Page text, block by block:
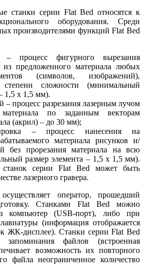
станки серии Flat Bed относятся к
оборудования. Среди
производителями функций Flat Bed
– процесс фигурного вырезания
предложенного материала любых
(символов, изображений),
сложности (минимальный
1,5 х 1,5 мм).
– процесс разрезания лазерным лучом
материала по заданным векторам
(акрил) – до 30 мм);
– процесс нанесения на
материала рисунков и/
без прорезания материала на всю
размер элемента – 1,5 х 1,5 мм).
станок серии Flat Bed может быть
лазерного гравера.
оператор, прошедший
Станками Flat Bed можно
компьютер (USB-порт), либо при
(информация отображается
ЖК-дисплее). Станки серии Flat Bed
файлов (встроенная
возможность их повторного
файла неограниченное количество